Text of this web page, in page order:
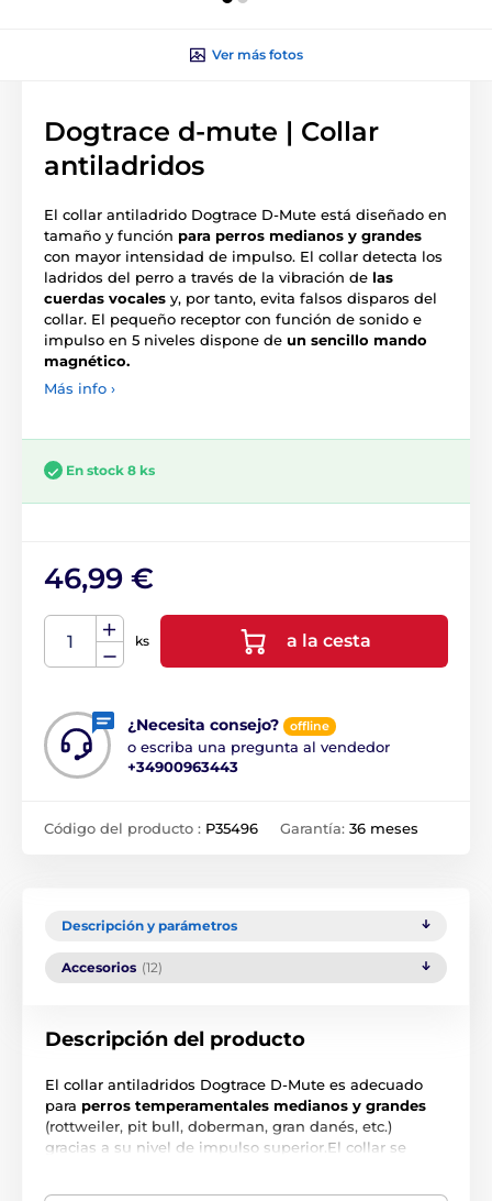
Ver más fotos
Dogtrace d-mute | Collar
antiladridos
El collar antiladrido Dogtrace D-Mute está diseñado en
tamaño y función para perros medianos y grandes
con mayor intensidad de impulso. El collar detecta los
ladridos del perro a través de la vibración de las
cuerdas vocales y, por tanto, evita falsos disparos del
collar. El pequeño receptor con función de sonido e
impulso en 5 niveles dispone de un sencillo mando
magnético.
Más info ›
En stock 8 ks
46,99 €
ks a la cesta
¿Necesita consejo? offline
o escriba una pregunta al vendedor
+34900963443
Código del producto : P35496 Garantía: 36 meses
Descripción y parámetros
Accesorios (12)
Descripción del producto
El collar antiladridos Dogtrace D-Mute es adecuado
para perros temperamentales medianos y grandes
(rottweiler, pit bull, doberman, gran danés, etc.)
gracias a su nivel de impulso superior.El collar se